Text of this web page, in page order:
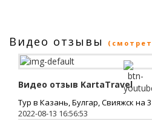
Видео отзывы
Видео отзыв KartaTravel
Тур в Казань, Булгар, Свияжск на
2022-08-13 16:56:53